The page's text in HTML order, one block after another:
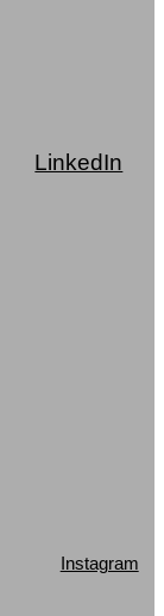
LinkedIn
Instagram